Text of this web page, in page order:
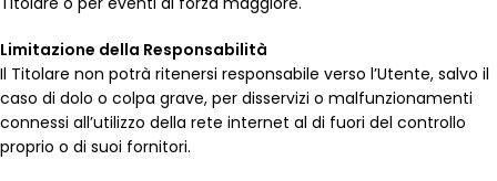
Limitazione della Responsabilità
Il Titolare non potrà ritenersi responsabile verso l’Utente, salvo il
caso di dolo o colpa grave, per disservizi o malfunzionamenti
connessi all’utilizzo della rete internet al di fuori del controllo
proprio o di suoi fornitori.